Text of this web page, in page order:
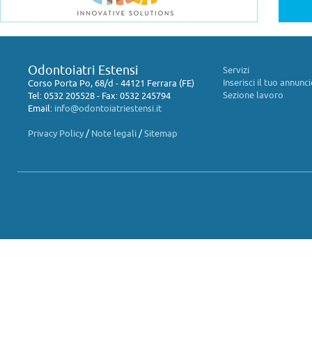
Odontoiatri Estensi
Corso Porta Po, 68/d - 44121 Ferrara (FE)
Tel: 0532 205528 - Fax: 0532 245794
Email: info@odontoiatriestensi.it
Privacy Policy/Note legali/Sitemap
Servizi
Inserisci il tuo
Sezione lavoro